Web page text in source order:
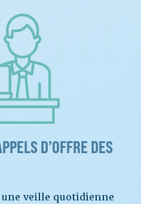
D’OFFRE DES
veille quotidienne